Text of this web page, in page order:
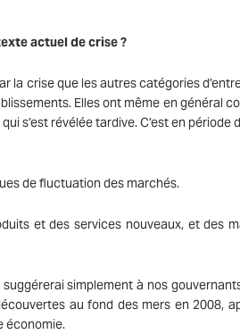
actuel de crise ?
la crise que les autres catégories
Elles ont même en général
s’est révélée tardive. C’est en période
de fluctuation des marchés.
et des services nouveaux, et des
simplement à nos
au fond des mers en 2008,
économie.